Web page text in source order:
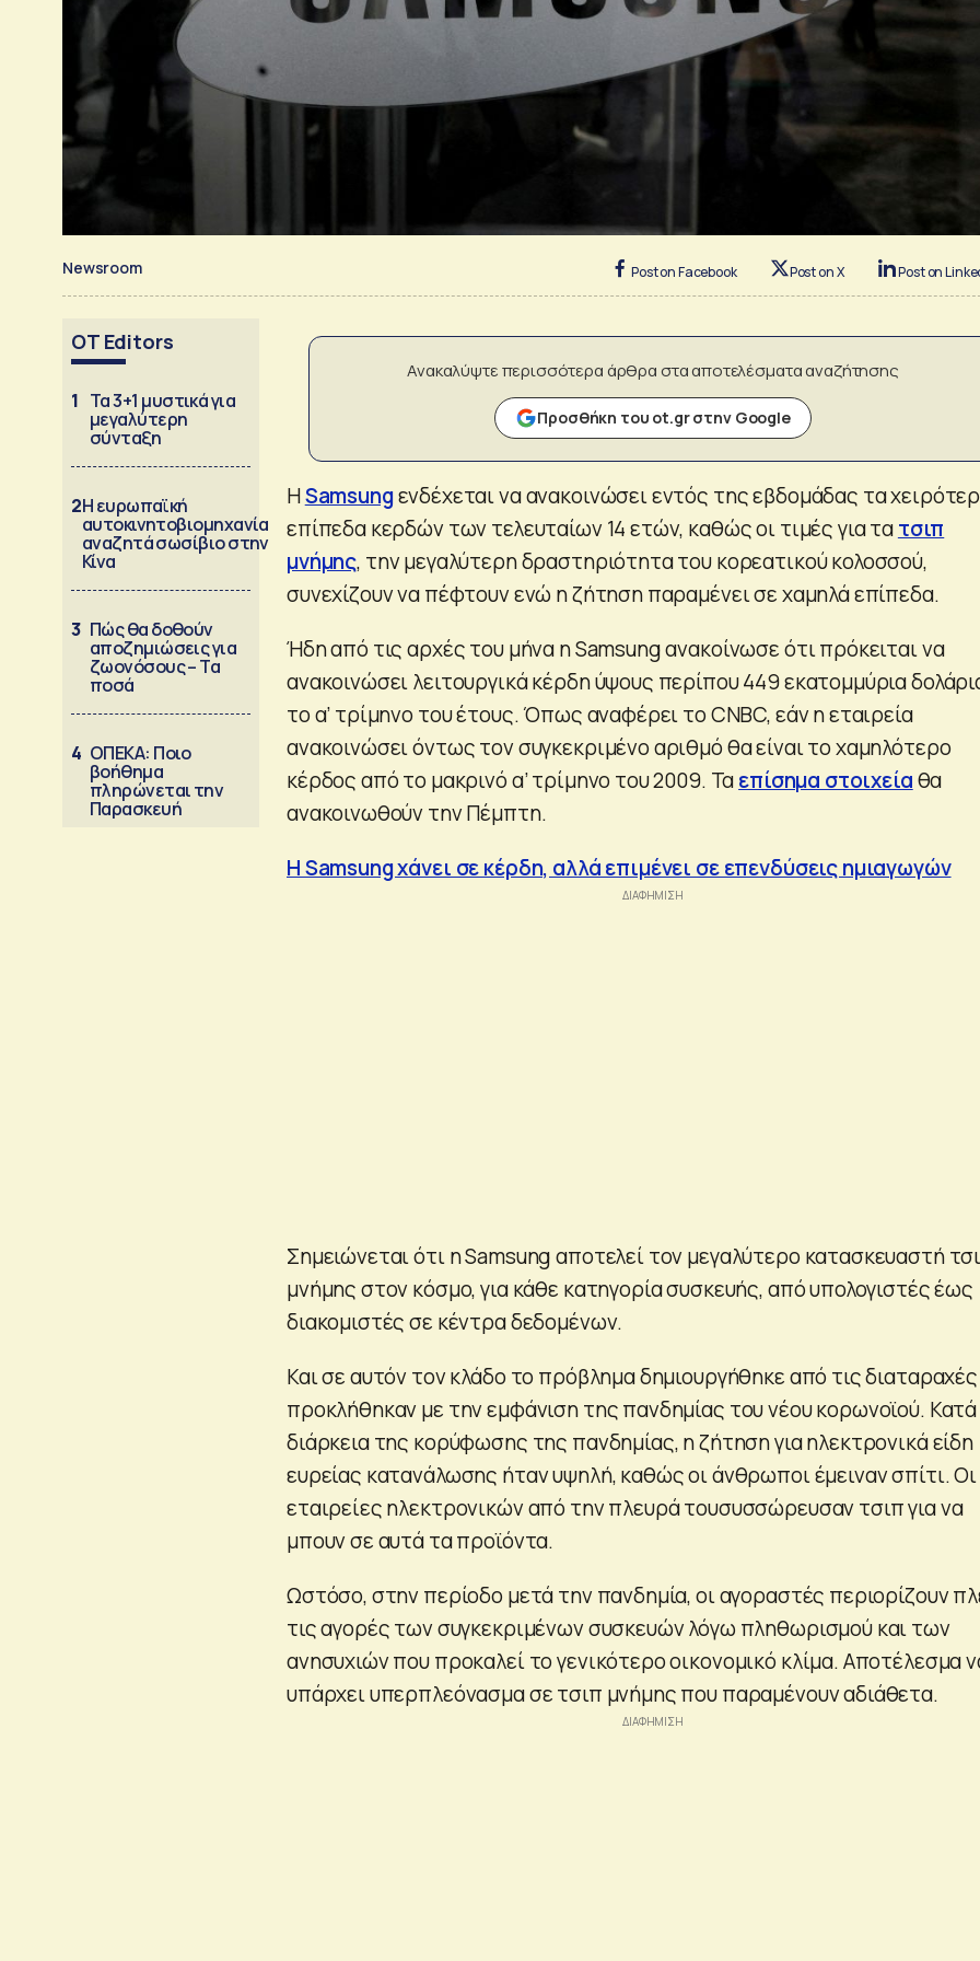
Newsroom Post on Facebook Post on X Post on
OT Editors
1 Τα 3+1 μυστικά για
μεγαλύτερη
σύνταξη
2Η ευρωπαϊκή
αυτοκινητοβιομηχανία
αναζητά σωσίβιο στην
Κίνα
3 Πώς θα δοθούν
αποζημιώσεις για
ζωονόσους – Τα
ποσά
4 ΟΠΕΚΑ: Ποιο
βοήθημα
πληρώνεται την
Παρασκευή
Ανακαλύψτε περισσότερα άρθρα στα αποτελέσματα αναζήτησης
Προσθήκη του ot.gr στην Google
ΗSamsungενδέχεται να ανακοινώσει εντός της εβδομάδας τα
επίπεδα κερδών των τελευταίων 14 ετών, καθώς οι τιμές για τατσιπ
μνήμης, την μεγαλύτερη δραστηριότητα του κορεατικού κολοσσού,
συνεχίζουν να πέφτουν ενώ η ζήτηση παραμένει σε χαμηλά επίπεδα.
Ήδη από τις αρχές του μήνα η Samsung ανακοίνωσε ότι πρόκειται να
ανακοινώσει λειτουργικά κέρδη ύψους περίπου 449 εκατομμύρια
το α’ τρίμηνο του έτους. Όπως αναφέρει το CNBC, εάν η εταιρεία
ανακοινώσει όντως τον συγκεκριμένο αριθμό θα είναι το χαμηλότερο
κέρδος από το μακρινό α’ τρίμηνο του 2009. Ταεπίσημα στοιχείαθα
ανακοινωθούν την Πέμπτη.
Η Samsung χάνει σε κέρδη, αλλά επιμένει σε επενδύσεις ημιαγωγών
Σημειώνεται ότι η Samsung αποτελεί τον μεγαλύτερο κατασκευαστή
μνήμης στον κόσμο, για κάθε κατηγορία συσκευής, από υπολογιστές έως
διακομιστές σε κέντρα δεδομένων.
Και σε αυτόν τον κλάδο το πρόβλημα δημιουργήθηκε από τις
προκλήθηκαν με την εμφάνιση της πανδημίας του νέου κορωνοϊού.
διάρκεια της κορύφωσης της πανδημίας, η ζήτηση για ηλεκτρονικά είδη
ευρείας κατανάλωσης ήταν υψηλή, καθώς οι άνθρωποι έμειναν σπίτι. Οι
εταιρείες ηλεκτρονικών από την πλευρά τουσυσσώρευσαν τσιπ για να
μπουν σε αυτά τα προϊόντα.
Ωστόσο, στην περίοδο μετά την πανδημία, οι αγοραστές περιορίζουν
τις αγορές των συγκεκριμένων συσκευών λόγω πληθωρισμού και των
ανησυχιών που προκαλεί το γενικότερο οικονομικό κλίμα. Αποτέλεσμα
υπάρχει υπερπλεόνασμα σε τσιπ μνήμης που παραμένουν αδιάθετα.